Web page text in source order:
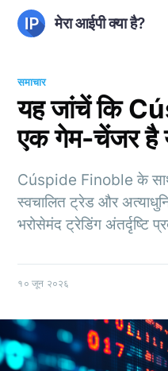
मेरा आईपी क्या है?
समाचार
यह जांचें कि
एक गेम-चेंजर है
Cúspide Finoble के
स्वचालित ट्रेड और
भरोसेमंद ट्रेडिंग अंतर्दृष्टि
१० जून २०२६